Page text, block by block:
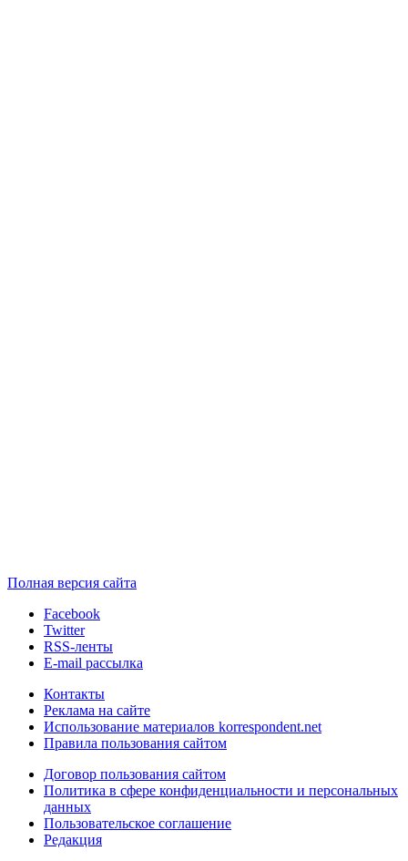
Полная версия сайта
Facebook
Twitter
RSS-ленты
E-mail рассылка
Контакты
Реклама на сайте
Использование материалов korrespondent.net
Правила пользования сайтом
Договор пользования сайтом
Политика в сфере конфиденциальности и персональных
данных
Пользовательское соглашение
Редакция